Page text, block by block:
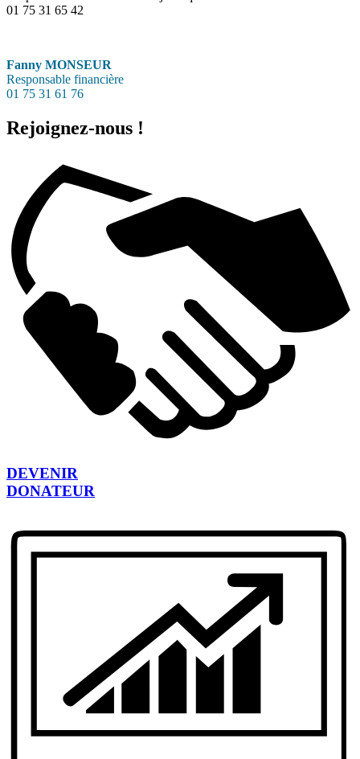
01 75 31 65 42
Fanny MONSEUR
Responsable financière
01 75 31 61 76
Rejoignez-nous !
DEVENIR
DONATEUR